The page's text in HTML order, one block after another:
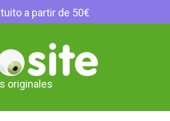
a partir de 50€
originales